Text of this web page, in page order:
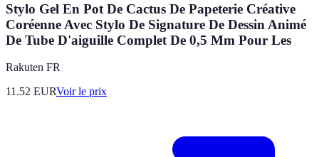
Stylo Gel En Pot De Cactus De Papeterie Créative
Coréenne Avec Stylo De Signature De Dessin Animé
De Tube D'aiguille Complet De 0,5 Mm Pour Les
Rakuten FR
11.52 EURVoir le prix